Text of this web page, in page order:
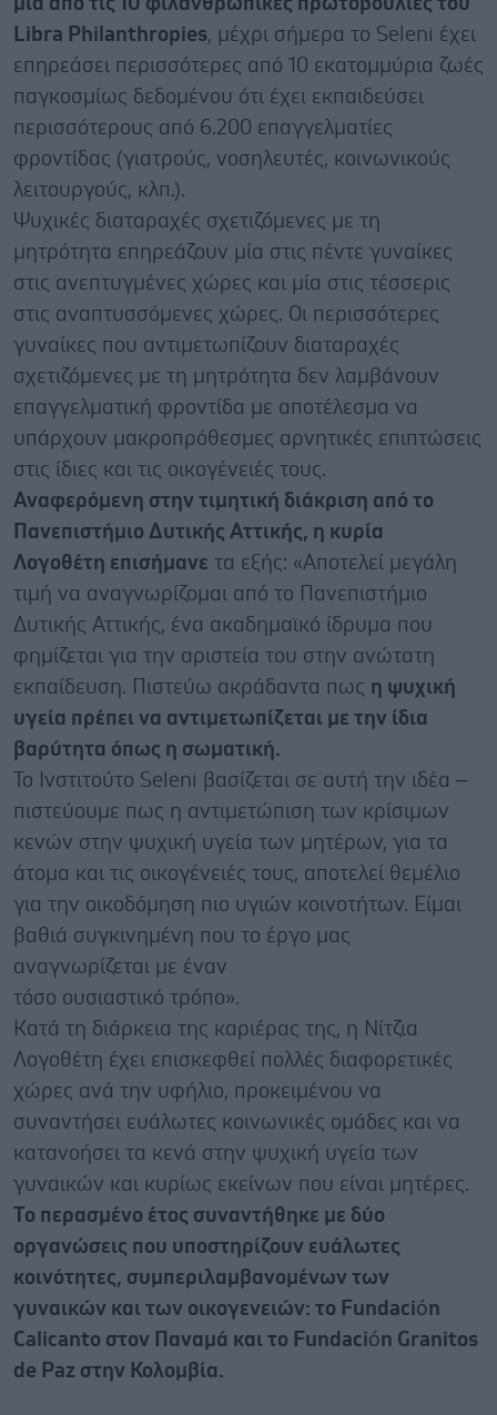
Libra Philanthropies, μέχρι σήμερα το Seleni έχει
επηρεάσει περισσότερες από 10 εκατομμύρια ζωές
παγκοσμίως δεδομένου ότι έχει εκπαιδεύσει
περισσότερους από 6.200 επαγγελματίες
φροντίδας (γιατρούς, νοσηλευτές, κοινωνικούς
λειτουργούς, κλπ.).
Ψυχικές διαταραχές σχετιζόμενες με τη
μητρότητα επηρεάζουν μία στις πέντε γυναίκες
στις ανεπτυγμένες χώρες και μία στις τέσσερις
στις αναπτυσσόμενες χώρες. Οι περισσότερες
γυναίκες που αντιμετωπίζουν διαταραχές
σχετιζόμενες με τη μητρότητα δεν λαμβάνουν
επαγγελματική φροντίδα με αποτέλεσμα να
υπάρχουν μακροπρόθεσμες αρνητικές επιπτώσεις
στις ίδιες και τις οικογένειές τους.
Αναφερόμενη στην τιμητική διάκριση από το
Πανεπιστήμιο Δυτικής Αττικής, η κυρία
Λογοθέτη επισήμανε τα εξής: «Αποτελεί μεγάλη
τιμή να αναγνωρίζομαι από το Πανεπιστήμιο
Δυτικής Αττικής, ένα ακαδημαϊκό ίδρυμα που
φημίζεται για την αριστεία του στην ανώτατη
εκπαίδευση. Πιστεύω ακράδαντα πως η ψυχική
υγεία πρέπει να αντιμετωπίζεται με την ίδια
βαρύτητα όπως η σωματική.
Το Ινστιτούτο Seleni βασίζεται σε αυτή την ιδέα –
πιστεύουμε πως η αντιμετώπιση των κρίσιμων
κενών στην ψυχική υγεία των μητέρων, για τα
άτομα και τις οικογένειές τους, αποτελεί θεμέλιο
για την οικοδόμηση πιο υγιών κοινοτήτων. Είμαι
βαθιά συγκινημένη που το έργο μας
αναγνωρίζεται με έναν
τόσο ουσιαστικό τρόπο».
Κατά τη διάρκεια της καριέρας της, η Νίτζια
Λογοθέτη έχει επισκεφθεί πολλές διαφορετικές
χώρες ανά την υφήλιο, προκειμένου να
συναντήσει ευάλωτες κοινωνικές ομάδες και να
κατανοήσει τα κενά στην ψυχική υγεία των
γυναικών και κυρίως εκείνων που είναι μητέρες.
Το περασμένο έτος συναντήθηκε με δύο
οργανώσεις που υποστηρίζουν ευάλωτες
κοινότητες, συμπεριλαμβανομένων των
γυναικών και των οικογενειών: το Fundación
Calicanto στον Παναμά και το Fundación Granitos
de Paz στην Κολομβία.